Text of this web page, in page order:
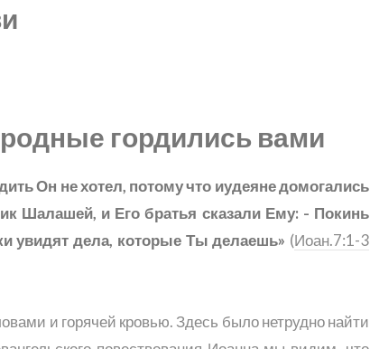
гордились вами
Он не хотел, потому что иудеяне домогались
Шалашей, и Его братья сказали Ему: - Покинь
увидят дела, которые Ты делаешь» (Иоан.7:1-3
и горячей кровью. Здесь было нетрудно найти